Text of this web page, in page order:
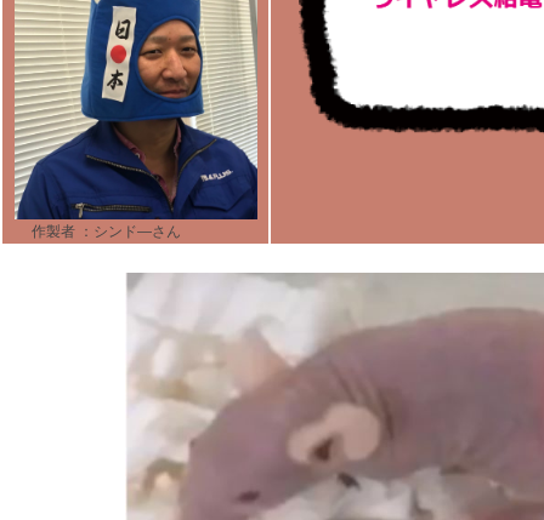
作製者 ：シンド―さん